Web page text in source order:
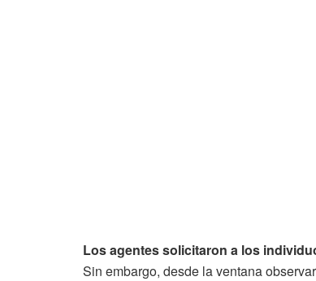
Los agentes solicitaron a los
Sin embargo, desde la ventana